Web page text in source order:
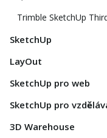
Trimble SketchUp
SketchUp
LayOut
SketchUp pro web
SketchUp pro
3D Warehouse